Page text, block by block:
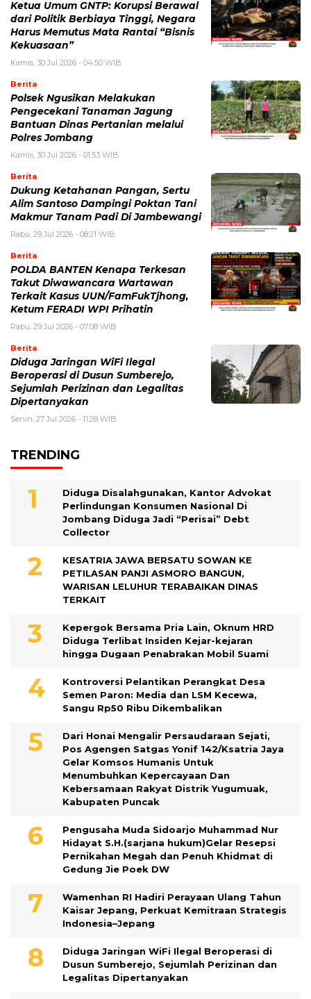
Ketua Umum GNTP: Korupsi Berawal
dari Politik Berbiaya Tinggi, Negara
Harus Memutus Mata Rantai “Bisnis
Kekuasaan”
Kamis, 30 Jul 2026 - 04:50 WIB
Berita
Polsek Ngusikan Melakukan
Pengecekani Tanaman Jagung
Bantuan Dinas Pertanian melalui
Polres Jombang
Kamis, 30 Jul 2026 - 01:53 WIB
Berita
Dukung Ketahanan Pangan, Sertu
Alim Santoso Dampingi Poktan Tani
Makmur Tanam Padi Di Jambewangi
Rabu, 29 Jul 2026 - 08:21 WIB
Berita
POLDA BANTEN Kenapa Terkesan
Takut Diwawancara Wartawan
Terkait Kasus UUN/FamFukTjhong,
Ketum FERADI WPI Prihatin
Rabu, 29 Jul 2026 - 07:08 WIB
Berita
Diduga Jaringan WiFi Ilegal
Beroperasi di Dusun Sumberejo,
Sejumlah Perizinan dan Legalitas
Dipertanyakan
Senin, 27 Jul 2026 - 11:28 WIB
TRENDING
Diduga Disalahgunakan, Kantor Advokat
Perlindungan Konsumen Nasional Di
Jombang Diduga Jadi “Perisai” Debt
Collector
KESATRIA JAWA BERSATU SOWAN KE
PETILASAN PANJI ASMORO BANGUN,
WARISAN LELUHUR TERABAIKAN DINAS
TERKAIT
Kepergok Bersama Pria Lain, Oknum HRD
Diduga Terlibat Insiden Kejar-kejaran
hingga Dugaan Penabrakan Mobil Suami
Kontroversi Pelantikan Perangkat Desa
Semen Paron: Media dan LSM Kecewa,
Sangu Rp50 Ribu Dikembalikan
Dari Honai Mengalir Persaudaraan Sejati,
Pos Agengen Satgas Yonif 142/Ksatria Jaya
Gelar Komsos Humanis Untuk
Menumbuhkan Kepercayaan Dan
Kebersamaan Rakyat Distrik Yugumuak,
Kabupaten Puncak
Pengusaha Muda Sidoarjo Muhammad Nur
Hidayat S.H.(sarjana hukum)Gelar Resepsi
Pernikahan Megah dan Penuh Khidmat di
Gedung Jie Poek DW
Wamenhan RI Hadiri Perayaan Ulang Tahun
Kaisar Jepang, Perkuat Kemitraan Strategis
Indonesia–Jepang
Diduga Jaringan WiFi Ilegal Beroperasi di
Dusun Sumberejo, Sejumlah Perizinan dan
Legalitas Dipertanyakan